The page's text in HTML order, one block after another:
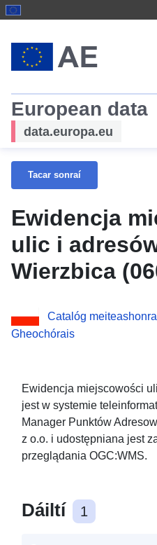
European data
data.europa.eu
Tacar sonraí
Ewidencja
ulic i
Wierzbica
usługa
Catalóg
Gheochórais
Ewidencja miejscowości
jest w systemie
Manager Punktów
z o.o. i udostępniana jest
przeglądania OGC:WMS.
Dáiltí 1